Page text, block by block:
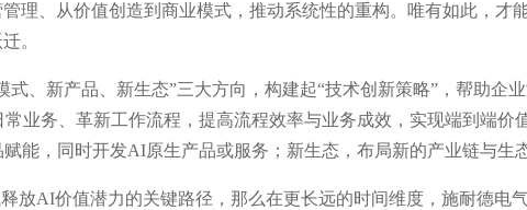
理、从价值创造到商业模式，推动系统性的重构。唯有如此，才
。
式、新产品、新生态”三大方向，构建起“技术创新策略”，帮助企
业务、革新工作流程，提高流程效率与业务成效，实现端到端价
能，同时开发AI原生产品或服务；新生态，布局新的产业链与生态
放AI价值潜力的关键路径，那么在更长远的时间维度，施耐德电